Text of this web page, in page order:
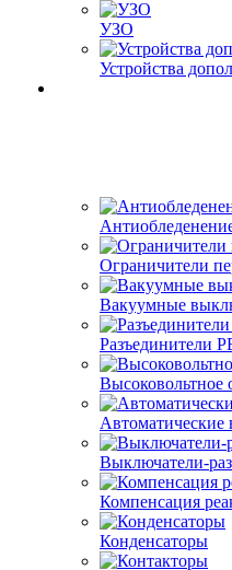
УЗО
Устройства
Ограничители
Вакуумные
Высоковольтное
Выключатели-
Компенсация
Конденсаторы